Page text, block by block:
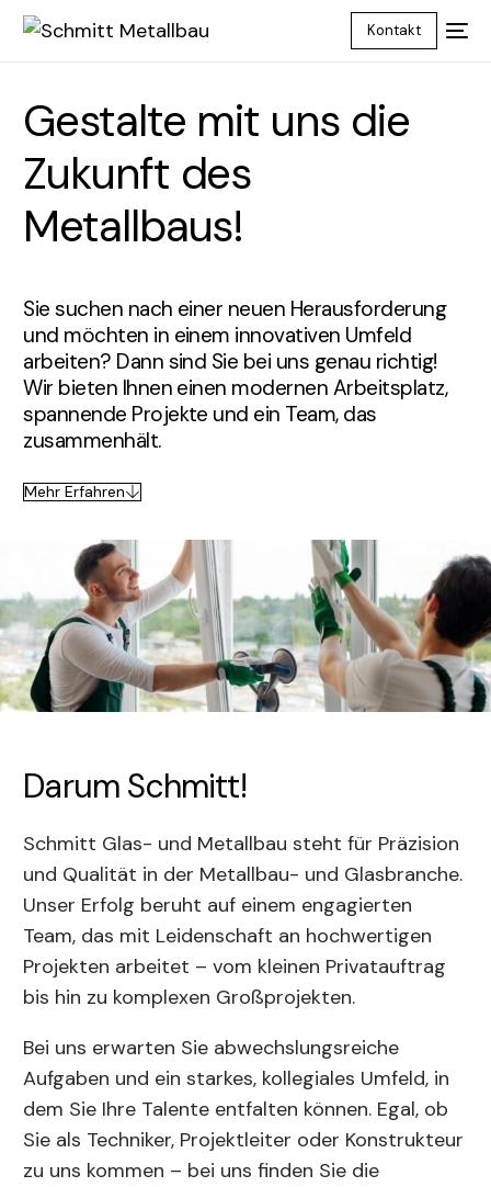
Kontakt
Gestalte mit uns die
Zukunft des
Metallbaus!
Sie suchen nach einer neuen Herausforderung
und möchten in einem innovativen Umfeld
arbeiten? Dann sind Sie bei uns genau richtig!
Wir bieten Ihnen einen modernen Arbeitsplatz,
spannende Projekte und ein Team, das
zusammenhält.
Mehr Erfahren
Darum Schmitt!
Schmitt Glas- und Metallbau steht für Präzision
und Qualität in der Metallbau- und Glasbranche.
Unser Erfolg beruht auf einem engagierten
Team, das mit Leidenschaft an hochwertigen
Projekten arbeitet – vom kleinen Privatauftrag
bis hin zu komplexen Großprojekten.
Bei uns erwarten Sie abwechslungsreiche
Aufgaben und ein starkes, kollegiales Umfeld, in
dem Sie Ihre Talente entfalten können. Egal, ob
Sie als Techniker, Projektleiter oder Konstrukteur
zu uns kommen – bei uns finden Sie die